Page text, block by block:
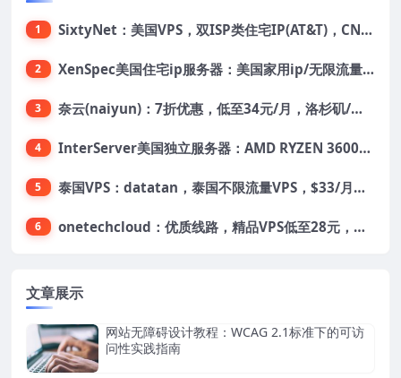
1 SixtyNet：美国VPS，双ISP类住宅IP(AT&T)，CN2 GIA网络，超高DDoS防御，$14/月，2G内存/2核/40gSSD/5T流量/10Gbps带宽
2 XenSpec美国住宅ip服务器：美国家用ip/无限流量/10Gbps独享带宽/449美元/月起，支持支付宝
3 奈云(naiyun)：7折优惠，低至34元/月，洛杉矶/香港机房，三网CN2 GIA/CUII/高防保护，解锁Chatgpt/Tiktok
4 InterServer美国独立服务器：AMD RYZEN 3600X处理器，75美元/月，送40美元
5 泰国VPS：datatan，泰国不限流量VPS，$33/月，4G内存/3核/60gSSD
6 onetechcloud：优质线路，精品VPS低至28元，美国三网原生CN2 GIA（高防可选）、香港CN2、韩国CN2
文章展示
网站无障碍设计教程：WCAG 2.1标准下的可访
问性实践指南